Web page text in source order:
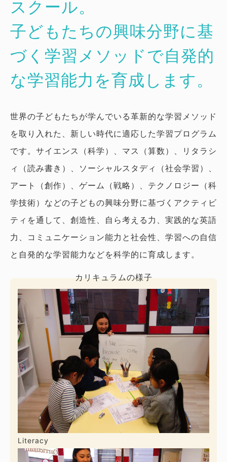
スクール。
子どもたちの興味分野に基
づく学習メソッドで自発的
な学習能力を育成します。
世界の子どもたちが学んでいる革新的な学習メソッド
を取り入れた、新しい時代に適応した学習プログラム
です。サイエンス（科学）、マス（算数）、リタラシ
ィ（読み書き）、ソーシャルスタディ（社会学習）、
アート（創作）、ゲーム（戦略）、テクノロジー（科
学技術）などの子どもの興味分野に基づくアクティビ
ティを通して、創造性、自ら考える力、実践的な英語
力、コミュニケーション能力と社会性、学習への自信
と自発的な学習能力などを科学的に育成します。
カリキュラムの様子
Literacy